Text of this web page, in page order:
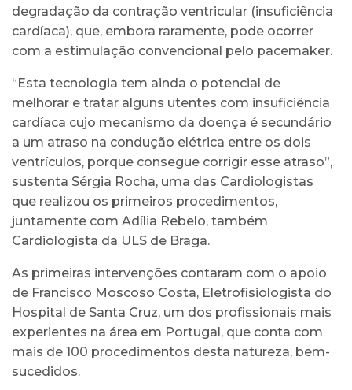
degradação da contração ventricular (insuficiência
cardíaca), que, embora raramente, pode ocorrer
com a estimulação convencional pelo pacemaker.
“Esta tecnologia tem ainda o potencial de
melhorar e tratar alguns utentes com insuficiência
cardíaca cujo mecanismo da doença é secundário
a um atraso na condução elétrica entre os dois
ventrículos, porque consegue corrigir esse atraso”,
sustenta Sérgia Rocha, uma das Cardiologistas
que realizou os primeiros procedimentos,
juntamente com Adília Rebelo, também
Cardiologista da ULS de Braga.
As primeiras intervenções contaram com o apoio
de Francisco Moscoso Costa, Eletrofisiologista do
Hospital de Santa Cruz, um dos profissionais mais
experientes na área em Portugal, que conta com
mais de 100 procedimentos desta natureza, bem-
sucedidos.